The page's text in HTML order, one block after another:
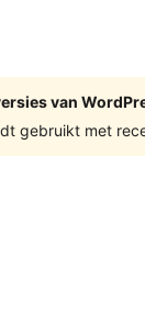
van
gebruikt met